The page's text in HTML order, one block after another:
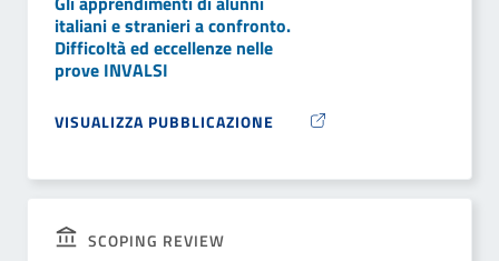
italiani e stranieri a confronto.
Difficoltà ed eccellenze nelle
prove INVALSI
VISUALIZZA PUBBLICAZIONE
SCOPING REVIEW